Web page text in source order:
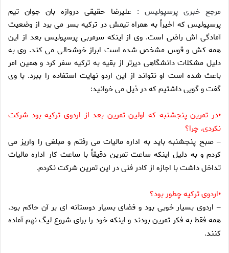
مرجع خبری پرسپولیس :عليرضا حقيقى دروازه بان جوان تيم
پرسپوليس كه اخيراً به همراه تيمش در تركيه بسر مى برد از وضعيت
آمادگى اش راضى است. وى از اينكه سرمربى پرسپوليس بعد از اين
همه كش و قوس مشخص شده است ابراز خوشحالى مى كند. وى به
دليل مشكلات دانشگاهى ديرتر از بقيه به تركيه سفر كرد و همين امر
باعث شده است او نتواند از اين اردو نهايت استفاده را ببرد. با وى
گفت و گويى داشتيم كه در ذيل مى خوانيد:
•در تمرين پنجشنبه كه اولين تمرين بعد از اردوى تركيه بود شركت
نكردى. چرا؟
–صبح پنجشنبه بايد به اداره ماليات مى رفتم و مبلغى را واريز مى
كردم و به دليل اينكه ساعت تمرين دقيقاً با ساعت كار اداره ماليات
تداخل داشت با اجازه از كادر فنى در اين تمرين شركت نكردم.
•اردوى تركيه چطور بود؟
– اردوى بسيار خوبى بود و فضاى بسيار دوستانه اى بر آن حاكم بود.
همه فقط به فكر تمرين بودند و اينكه خود را براى شروع ليگ نهم آماده
كنند.